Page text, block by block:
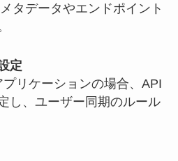
タデータやエンドポイント
定
リケーションの場合、API
し、ユーザー同期のルール